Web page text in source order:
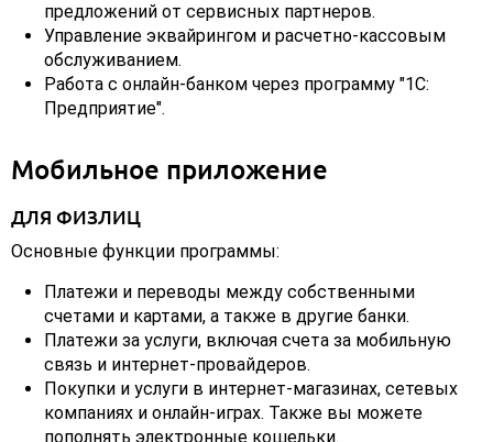
предложений от сервисных партнеров.
Управление эквайрингом и расчетно-кассовым
обслуживанием.
Работа с онлайн-банком через программу "1С:
Предприятие".
Мобильное приложение
ДЛЯ ФИЗЛИЦ
Основные функции программы:
Платежи и переводы между собственными
счетами и картами, а также в другие банки.
Платежи за услуги, включая счета за мобильную
связь и интернет-провайдеров.
Покупки и услуги в интернет-магазинах, сетевых
компаниях и онлайн-играх. Также вы можете
пополнять электронные кошельки.